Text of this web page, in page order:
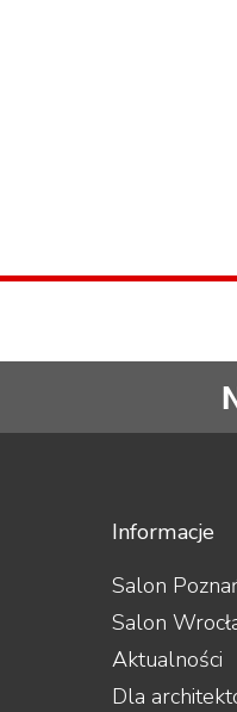
Informacje
Salon
Salon
Aktualności
Dla